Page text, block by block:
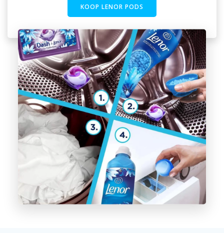
KOOP LENOR PODS